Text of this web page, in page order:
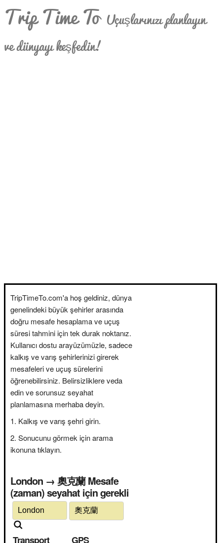
Trip Time To Uçuşlarınızı planlayın
ve dünyayı keşfedin!
TripTimeTo.com'a hoş geldiniz, dünya
genelindeki büyük şehirler arasında
doğru mesafe hesaplama ve uçuş
süresi tahmini için tek durak noktanız.
Kullanıcı dostu arayüzümüzle, sadece
kalkış ve varış şehirlerinizi girerek
mesafeleri ve uçuş sürelerini
öğrenebilirsiniz. Belirsizliklere veda
edin ve sorunsuz seyahat
planlamasına merhaba deyin.
Kalkış ve varış şehri girin.
Sonucunu görmek için arama
ikonuna tıklayın.
London → 奧克蘭 Mesafe
(zaman) seyahat için gerekli
Transport
GPS